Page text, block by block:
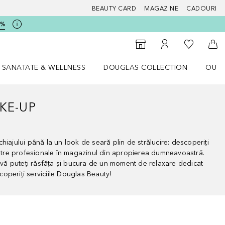
BEAUTY CARD MAGAZINE CADOURI
Către Găsire magazin
Către Contul meu
Către
SANATATE & WELLNESS
DOUGLAS COLLECTION
UP
până la un look de seară plin de strălucire: descoperiți
profesionale în magazinul din apropierea dumneavoastră.
puteți răsfăța și bucura de un moment de relaxare dedicat
serviciile Douglas Beauty!